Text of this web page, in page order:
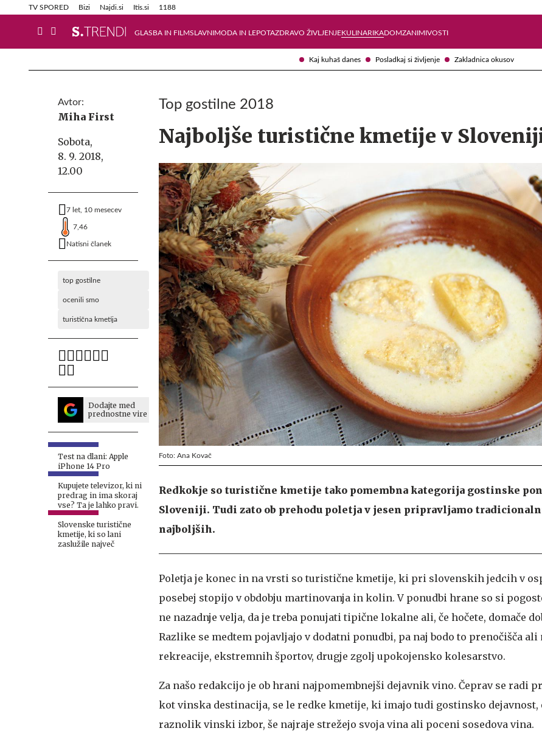
Kaj kuhaš danes Posladkaj si življenje Zakladnica okusov
TV SPORED Bizi Najdi.si Itis.si 1188
GLASBA IN FILMSLAVNIMODA IN LEPOTAZDRAVO ŽIVLJENJEKULINARIKADOMZANIMIVOSTI
Info in obvestila Tehnik
Avtor:
Miha First
Sobota,
8. 9. 2018,
12.00
7 let, 10 mesecev
7,46
Natisni članek
top gostilne
ocenili smo
turistična kmetija
Dodajte med
prednostne vire
Test na dlani: Apple
iPhone 14 Pro
Kupujete televizor, ki ni
predrag in ima skoraj
vse? Ta je lahko pravi.
Slovenske turistične
kmetije, ki so lani
zaslužile največ
Top gostilne 2018
Najboljše turistične kmetije v
Foto: Ana Kovač
Redkokje so turistične kmetije tako pomembna kategorija gostinske
Sloveniji. Tudi zato ob prehodu poletja v jesen pripravljamo
najboljših.
Poletja je konec in na vrsti so turistične kmetije, ki pri slovenskih jedcih v
posebej stopijo v obdobju martinovanja in kolin. V ponudbi hrane so si
ne nazadnje velja, da je treba ponujati tipične lokalne ali, če hočete, domače
Razlike se medtem pojavljajo v dodatni ponudbi, pa naj bodo to prenočišča ali
rekreacije, ekstremnih športov, drugje zgolj upokojensko kolesarstvo.
Za našo redakcijo je ob hrani najpomembnejši dejavnik vino. Čeprav se radi
kot vinska destinacija, se le redke kmetije, ki imajo tudi gostinsko dejavnost,
raznolik vinski izbor, še najraje strežejo svoja vina ali poceni sosedova vina.